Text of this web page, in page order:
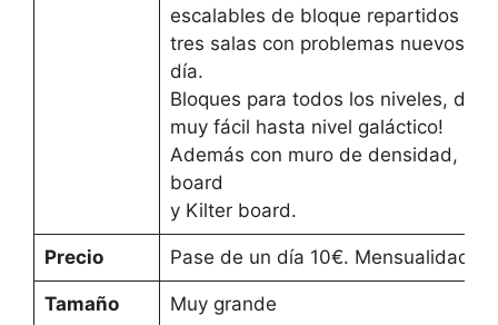
escalables de bloque repartidos
tres salas con problemas nuevos
día.
Bloques para todos los niveles,
muy fácil hasta nivel galáctico!
Además con muro de densidad,
board
y Kilter board.
Precio Pase de un día 10€. Mensualidad
Tamaño Muy grande